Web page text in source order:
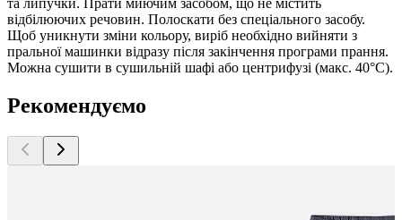
відбілюючих речовин. Полоскати без спеціального засобу.
Щоб уникнути зміни кольору, виріб необхідно вийняти з
пральної машинки відразу після закінчення програми прання.
Можна сушити в сушильній шафі або центрифузі (макс. 40°C).
Рекомендуємо